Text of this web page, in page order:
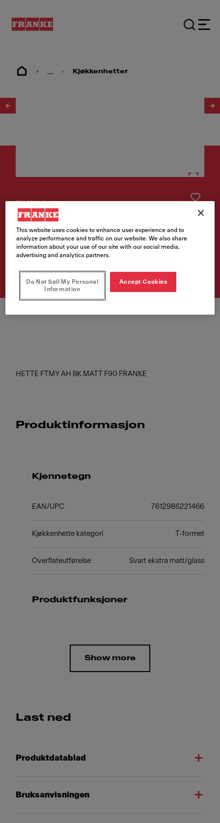
... Kjøkkenhetter
Kjøkkenhetter
HETTE FTMY AH BK MATT
F90 FRANKE
Artikkelnumre
HETTE FTMY AH BK MATT F90 FRANKE
Produktinformasjon
Kjennetegn
EAN/UPC 7612986221466
Kjøkkenhette kategori T-formet
Overflateutførelse Svart ekstra matt/glass
Produktfunksjoner
Show more
Last ned
Produktdatablad
Bruksanvisningen
This website uses cookies to enhance user experience and to
analyze performance and traffic on our website. We also share
information about your use of our site with our social media,
advertising and analytics partners.
Do Not Sell My Personal
Information
Accept Cookies